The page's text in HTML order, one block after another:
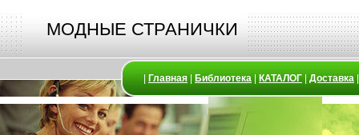
МОДНЫЕ СТРАНИЧКИ
Главная Библиотека КАТАЛОГ Доставка